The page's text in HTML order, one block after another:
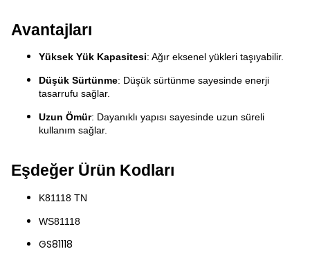
Avantajları
Yüksek Yük Kapasitesi: Ağır eksenel yükleri taşıyabilir.
Düşük Sürtünme: Düşük sürtünme sayesinde enerji
tasarrufu sağlar.
Uzun Ömür: Dayanıklı yapısı sayesinde uzun süreli
kullanım sağlar.
Eşdeğer Ürün Kodları
K81118 TN
WS81118
GS81118